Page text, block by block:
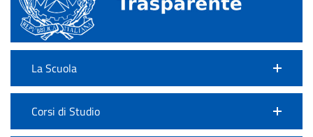
La Scuola
Corsi di Studio